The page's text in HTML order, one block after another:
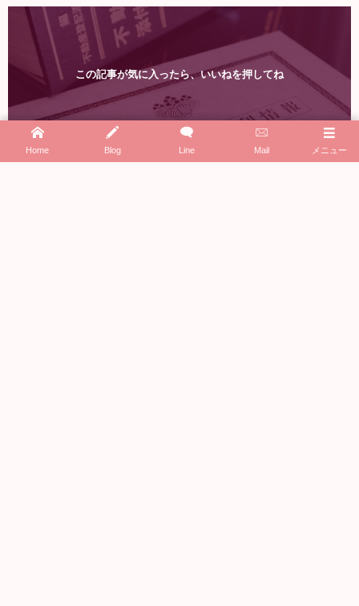
この記事が気に入ったら、いいねを押してね
メニュー
Home Blog Line Mail